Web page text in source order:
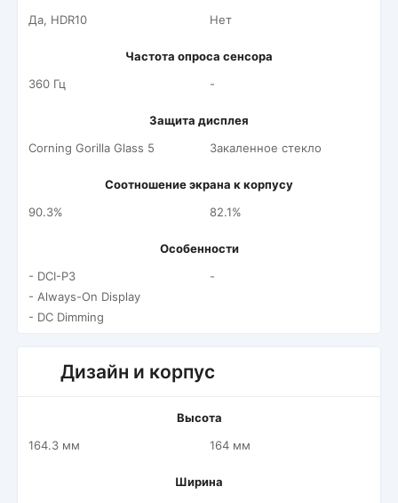
Да, HDR10
Нет
Частота опроса сенсора
360 Гц
-
Защита дисплея
Corning Gorilla Glass 5
Закаленное стекло
Соотношение экрана к корпусу
90.3%
82.1%
Особенности
- DCI-P3
- Always-On Display
- DC Dimming
-
Дизайн и корпус
Высота
164.3 мм
164 мм
Ширина